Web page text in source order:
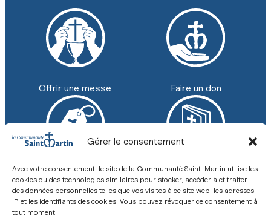
Gérer le consentement
Avec votre consentement, le site de la Communauté Saint-Martin utilise les
cookies ou des technologies similaires pour stocker, accéder à et traiter
des données personnelles telles que vos visites à ce site web, les adresses
IP, et les identifiants des cookies. Vous pouvez révoquer ce consentement à
tout moment.
Offrir une messe Faire un don
Boutique Revue
+33 (0) 2 43 26 12 00
8 Place de la Basilique, 53600 ÉvronContact